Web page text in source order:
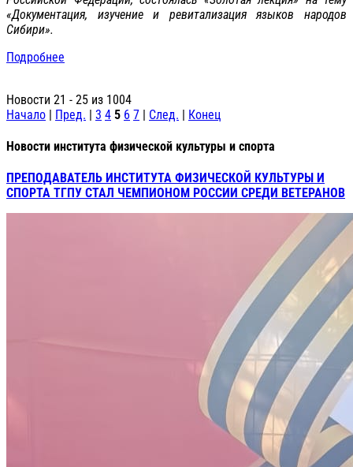
«Документация, изучение и ревитализация языков народов
Сибири».
Подробнее
Новости 21 - 25 из 1004
Начало | Пред. | 3 4 5 6 7 | След. | Конец
Новости института физической культуры и спорта
ПРЕПОДАВАТЕЛЬ ИНСТИТУТА ФИЗИЧЕСКОЙ КУЛЬТУРЫ И
СПОРТА ТГПУ СТАЛ ЧЕМПИОНОМ РОССИИ СРЕДИ ВЕТЕРАНОВ